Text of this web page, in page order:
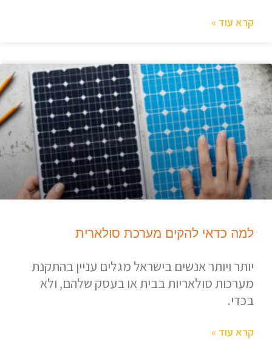
קרא עוד »
למה כדאי להקים מערכת סולארית
יותר ויותר אנשים בישראל מגלים עניין בהתקנת
מערכות סולאריות בבית או בעסק שלהם, ולא
בכדי.
קרא עוד »